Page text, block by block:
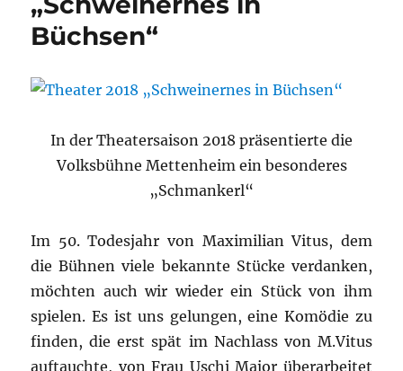
Büchsen“
In der Theatersaison 2018 präsentierte die
Volksbühne Mettenheim ein besonderes
„Schmankerl“
Im 50. Todesjahr von Maximilian Vitus, dem
die Bühnen viele bekannte Stücke verdanken,
möchten auch wir wieder ein Stück von ihm
spielen. Es ist uns gelungen, eine Komödie zu
finden, die erst spät im Nachlass von M.Vitus
auftauchte, von Frau Uschi Major überarbeitet